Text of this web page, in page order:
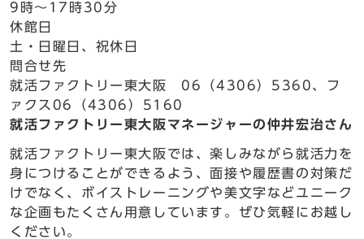
9時～17時30分
休館日
土・日曜日、祝休日
問合せ先
就活ファクトリー東大阪 06（4306）5360、フ
ァクス06（4306）5160
就活ファクトリー東大阪マネージャーの仲井宏治さん
就活ファクトリー東大阪では、楽しみながら就活力を
身につけることができるよう、面接や履歴書の対策だ
けでなく、ボイストレーニングや美文字などユニーク
な企画もたくさん用意しています。ぜひ気軽にお越し
ください。